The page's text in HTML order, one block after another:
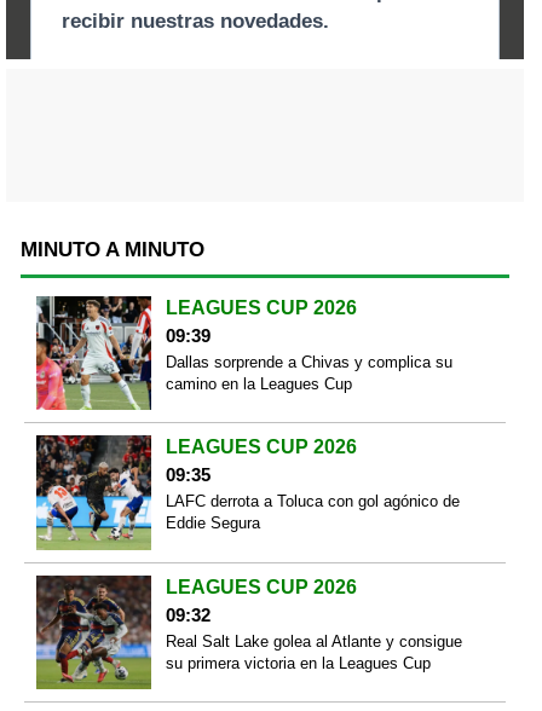
MINUTO A MINUTO
LEAGUES CUP 2026
09:39
Dallas sorprende a Chivas y complica su
camino en la Leagues Cup
LEAGUES CUP 2026
09:35
LAFC derrota a Toluca con gol agónico de
Eddie Segura
LEAGUES CUP 2026
09:32
Real Salt Lake golea al Atlante y consigue
su primera victoria en la Leagues Cup